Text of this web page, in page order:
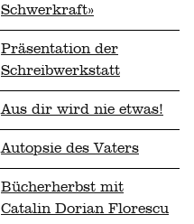
Schwerkraft»
Präsentation der
Schreibwerkstatt
Aus dir wird nie etwas!
Autopsie des Vaters
Bücherherbst mit
Catalin Dorian Florescu